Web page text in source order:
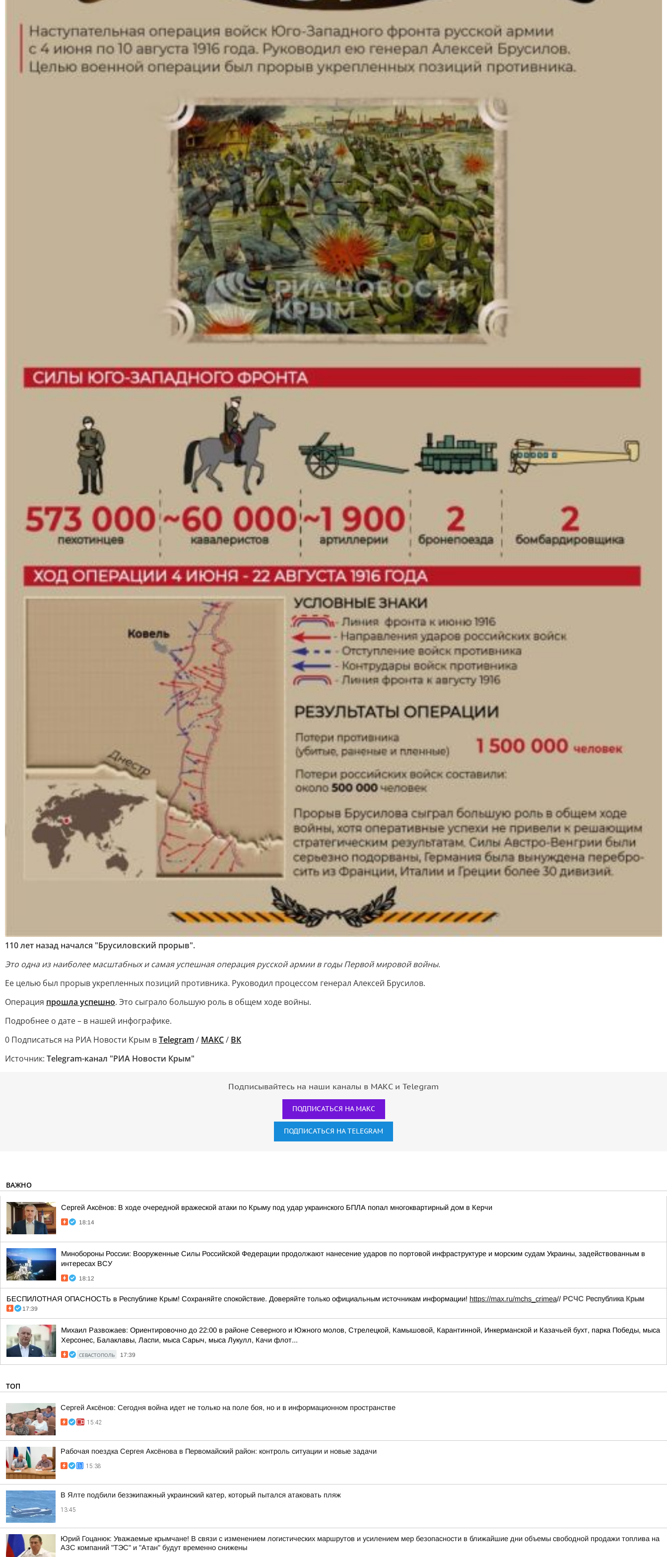
110 лет назад начался "Брусиловский прорыв".
Это одна из наиболее масштабных и самая успешная операция русской армии в годы Первой мировой войны.
Ее целью был прорыв укрепленных позиций противника. Руководил процессом генерал Алексей Брусилов.
Операция прошла успешно. Это сыграло большую роль в общем ходе войны.
Подробнее о дате – в нашей инфографике.
0 Подписаться на РИА Новости Крым вTelegram / МАКС/ ВК
Источник: Telegram-канал "РИА Новости Крым"
Подписывайтесь на наши каналы в МАКС и Telegram
ПОДПИСАТЬСЯ НА МАКС
ПОДПИСАТЬСЯ НА TELEGRAM
ВАЖНО
Сергей Аксёнов: В ходе очередной вражеской атаки по Крыму под удар украинского БПЛА попал многоквартирный дом в Керчи
18:14
Минобороны России: Вооруженные Силы Российской Федерации продолжают нанесение ударов по портовой инфраструктуре и морским судам Украины, задействованным в
интересах ВСУ
18:12
БЕСПИЛОТНАЯ ОПАСНОСТЬ в Республике Крым! Сохраняйте спокойствие. Доверяйте только официальным источникам информации! https://max.ru/mchs_crimea// РСЧС Республика Крым
17:39
Михаил Развожаев: Ориентировочно до 22:00 в районе Северного и Южного молов, Стрелецкой, Камышовой, Карантинной, Инкерманской и Казачьей бухт, парка Победы, мыса
Херсонес, Балаклавы, Ласпи, мыса Сарыч, мыса Лукулл, Качи флот...
СЕВАСТОПОЛЬ 17:39
ТОП
Сергей Аксёнов: Сегодня война идет не только на поле боя, но и в информационном пространстве
15:42
Рабочая поездка Сергея Аксёнова в Первомайский район: контроль ситуации и новые задачи
15:38
В Ялте подбили безэкипажный украинский катер, который пытался атаковать пляж
13:45
Юрий Гоцанюк: Уважаемые крымчане! В связи с изменением логистических маршрутов и усилением мер безопасности в ближайшие дни объемы свободной продажи топлива на
АЗС компаний "ТЭС" и "Атан" будут временно снижены